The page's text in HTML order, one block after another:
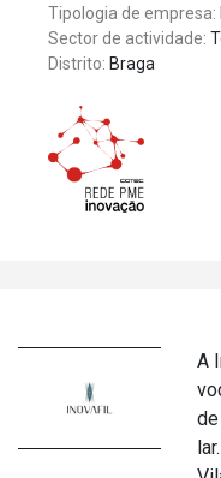
Tipologia de empresa:
Sector de actividade:
Distrito: Braga
A